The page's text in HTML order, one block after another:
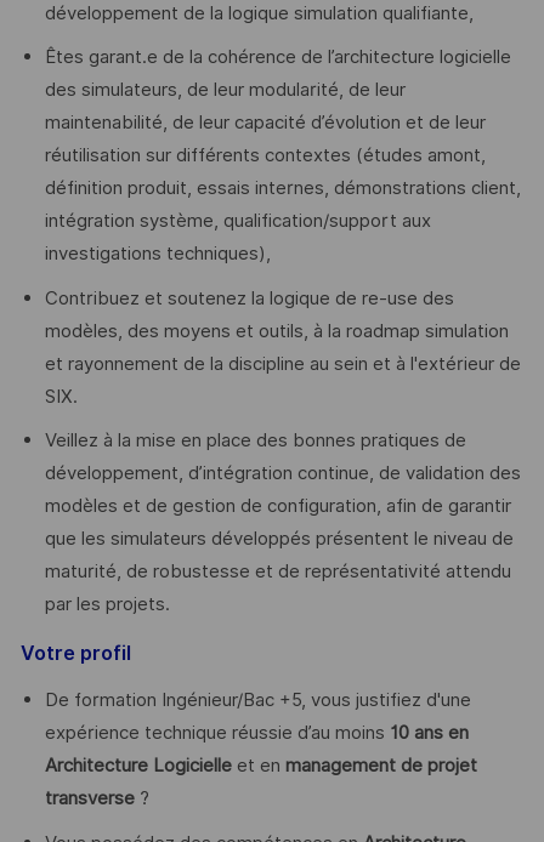
développement de la logique simulation qualifiante,
Êtes garant.e de la cohérence de l’architecture logicielle
des simulateurs, de leur modularité, de leur
maintenabilité, de leur capacité d’évolution et de leur
réutilisation sur différents contextes (études amont,
définition produit, essais internes, démonstrations client,
intégration système, qualification/support aux
investigations techniques),
Contribuez et soutenez la logique de re-use des
modèles, des moyens et outils, à la roadmap simulation
et rayonnement de la discipline au sein et à l'extérieur de
SIX.
Veillez à la mise en place des bonnes pratiques de
développement, d’intégration continue, de validation des
modèles et de gestion de configuration, afin de garantir
que les simulateurs développés présentent le niveau de
maturité, de robustesse et de représentativité attendu
par les projets.
Votre profil
De formation Ingénieur/Bac +5, vous justifiez d'une
expérience technique réussie d’au moins 10 ans en
Architecture Logicielleet en management de projet
transverse?